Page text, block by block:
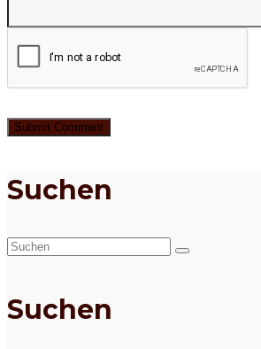
Suchen
Suchen
Suchen